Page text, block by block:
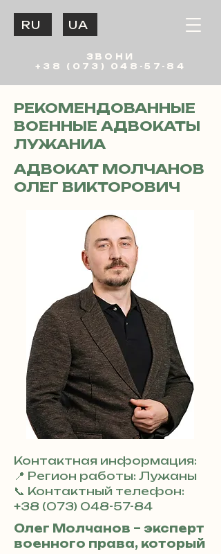
ЗВОНИ
+38 (073) 048-57-84
UA
RU
РЕКОМЕНДОВАННЫЕ
ВОЕННЫЕ АДВОКАТЫ
ЛУЖАНИА
АДВОКАТ МОЛЧАНОВ
ОЛЕГ ВИКТОРОВИЧ
Контактная информация:
📍 Регион работы: Лужаны
📞 Контактный телефон:
+38 (073) 048-57-84
Олег Молчанов – эксперт
военного права, который